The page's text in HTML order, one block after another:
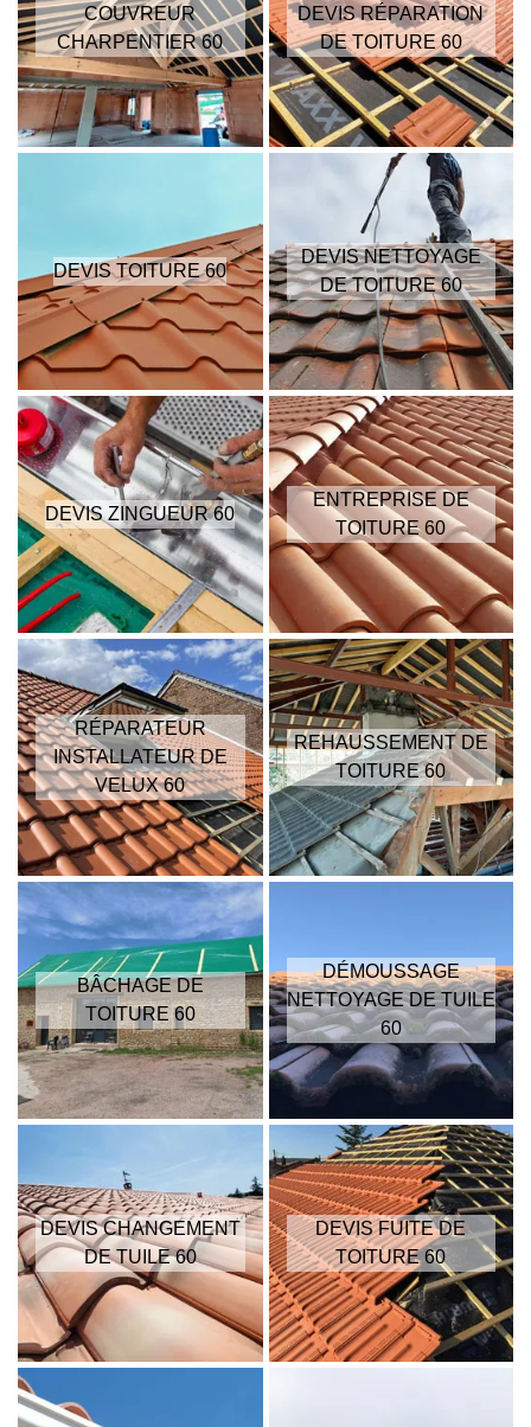
COUVREUR
CHARPENTIER 60
DEVIS RÉPARATION
DE TOITURE 60
DEVIS TOITURE 60
DEVIS NETTOYAGE
DE TOITURE 60
DEVIS ZINGUEUR 60
ENTREPRISE DE
TOITURE 60
RÉPARATEUR
INSTALLATEUR DE
VELUX 60
REHAUSSEMENT DE
TOITURE 60
BÂCHAGE DE
TOITURE 60
DÉMOUSSAGE
NETTOYAGE DE TUILE
60
DEVIS CHANGEMENT
DE TUILE 60
DEVIS FUITE DE
TOITURE 60